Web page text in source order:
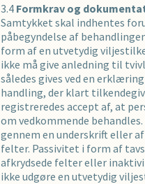
Formkrav og
Samtykket skal indhentes
påbegyndelse af
form af en utvetydig
ikke må give anledning til
således gives ved en
handling, der klart
registreredes accept af, at
om vedkommende
gennem en underskrift eller
felter. Passivitet i form af
afkrydsede felter eller
ikke udgøre en utvetydig